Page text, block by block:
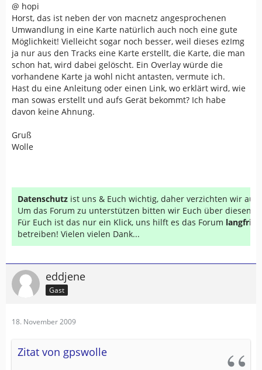
@ hopi
Horst, das ist neben der von macnetz angesprochenen
Umwandlung in eine Karte natürlich auch noch eine gute
Möglichkeit! Vielleicht sogar noch besser, weil dieses ezImg
ja nur aus den Tracks eine Karte erstellt, die Karte, die man
schon hat, wird dabei gelöscht. Ein Overlay würde die
vorhandene Karte ja wohl nicht antasten, vermute ich.
Hast du eine Anleitung oder einen Link, wo erklärt wird, wie
man sowas erstellt und aufs Gerät bekommt? Ich habe
davon keine Ahnung.
Gruß
Wolle
Datenschutz ist uns & Euch wichtig, daher verzichten wir auf
Um das Forum zu unterstützen bitten wir Euch über diesen
Für Euch ist das nur ein Klick, uns hilft es das Forum
betreiben! Vielen vielen Dank...
eddjene
Gast
18. November 2009
Zitat von gpswolle